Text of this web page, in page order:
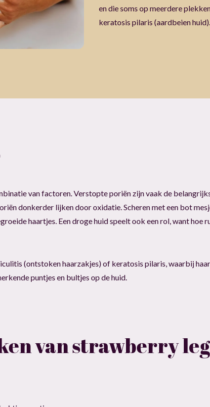
en die soms op meerdere
keratosis pilaris (aardbeien huid).
van factoren. Verstopte poriën zijn vaak de
donkerder lijken door oxidatie. Scheren met een bot
haartjes. Een droge huid speelt ook een rol, want hoe
(ontstoken haarzakjes) of keratosis pilaris, waarbij
puntjes en bultjes op de huid.
van strawberry